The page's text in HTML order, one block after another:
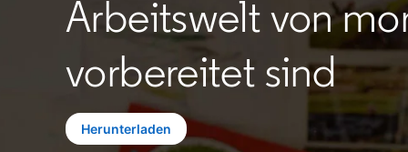
Arbeitswelt von
vorbereitet sind
Herunterladen